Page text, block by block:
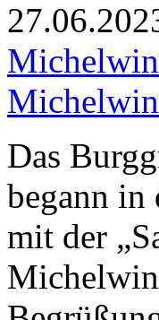
Das
begann in
mit der